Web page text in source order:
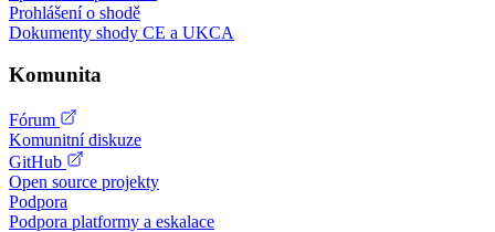
Prohlášení o shodě
Dokumenty shody CE a UKCA
Komunita
Fórum
Komunitní diskuze
GitHub
Open source projekty
Podpora
Podpora platformy a eskalace